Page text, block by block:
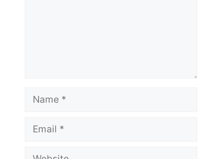
Name
Email
Website